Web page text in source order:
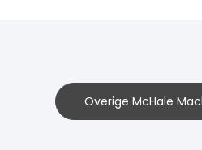
Overige McHale